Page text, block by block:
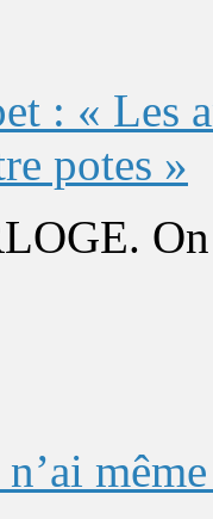
: « Les
potes »